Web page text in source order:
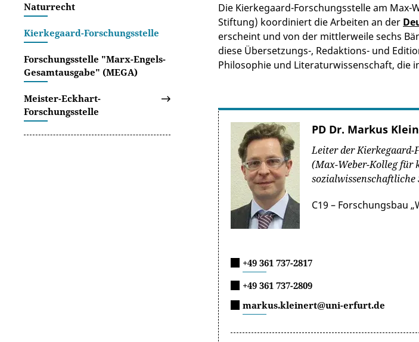
Naturrecht
Kierkegaard-Forschungsstelle
Forschungsstelle "Marx-Engels-
Gesamtausgabe" (MEGA)
Meister-Eckhart-
Forschungsstelle
Die Kierkegaard-Forschungsstelle am
Stiftung) koordiniert die Arbeiten an der
erscheint und von der mittlerweile sechs
diese Übersetzungs-, Redaktions- und
Philosophie und Literaturwissenschaft, die
PD Dr. Markus
Leiter der Kierkegaard-
(Max-Weber-Kolleg für
sozialwissenschaftliche
C19 – Forschungsbau
+49 361 737-2817
+49 361 737-2809
markus.kleinert@uni-erfurt.de